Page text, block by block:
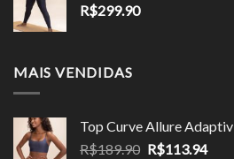
R$299.90
MAIS VENDIDAS
Top Curve Allure Adaptiv
R$189.90 O
R$113.94O